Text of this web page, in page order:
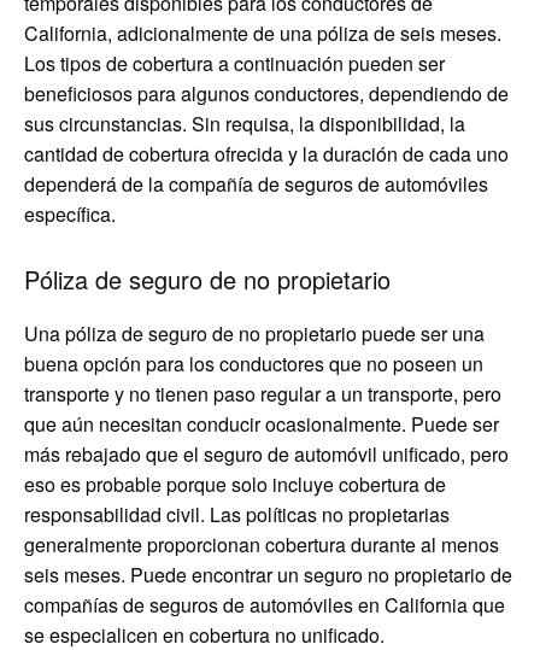
California, adicionalmente de una póliza de seis meses.
Los tipos de cobertura a continuación pueden ser
beneficiosos para algunos conductores, dependiendo de
sus circunstancias. Sin requisa, la disponibilidad, la
cantidad de cobertura ofrecida y la duración de cada uno
dependerá de la compañía de seguros de automóviles
específica.
Póliza de seguro de no propietario
Una póliza de seguro de no propietario puede ser una
buena opción para los conductores que no poseen un
transporte y no tienen paso regular a un transporte, pero
que aún necesitan conducir ocasionalmente. Puede ser
más rebajado que el seguro de automóvil unificado, pero
eso es probable porque solo incluye cobertura de
responsabilidad civil. Las políticas no propietarias
generalmente proporcionan cobertura durante al menos
seis meses. Puede encontrar un seguro no propietario de
compañías de seguros de automóviles en California que
se especialicen en cobertura no unificado.